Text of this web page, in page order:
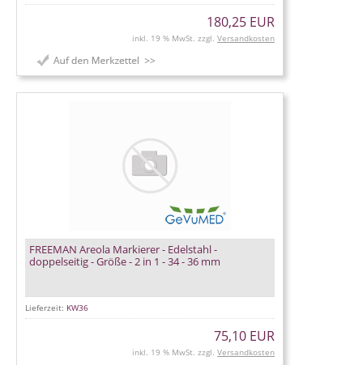
180,25 EUR
inkl. 19 % MwSt. zzgl. Versandkosten
FREEMAN Areola Markierer - Edelstahl -
doppelseitig - Größe - 2 in 1 - 34 - 36 mm
Lieferzeit: KW36
75,10 EUR
inkl. 19 % MwSt. zzgl. Versandkosten